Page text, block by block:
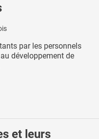
par les personnels
développement de
et leurs